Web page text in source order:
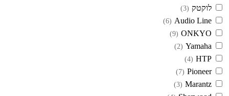
לוקטק (3)
Audio Line
(6)
ONKYO
(9)
Yamaha
(2)
HTP
(4)
Pioneer
(7)
Marantz
(3)